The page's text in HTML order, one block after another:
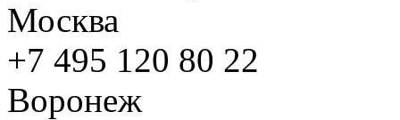
Москва
+7 495 120 80 22
Воронеж